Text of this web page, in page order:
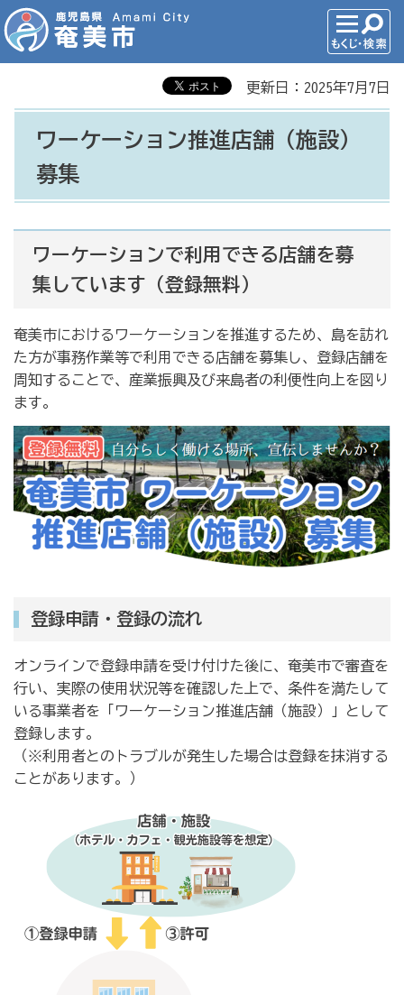
更新日：2025年7月7日
ワーケーション推進店舗（施設）
募集
ワーケーションで利用できる店舗を募
集しています（登録無料）
奄美市におけるワーケーションを推進するため、島を訪れ
た方が事務作業等で利用できる店舗を募集し、登録店舗を
周知することで、産業振興及び来島者の利便性向上を図り
ます。
登録申請・登録の流れ
オンラインで登録申請を受け付けた後に、奄美市で審査を
行い、実際の使用状況等を確認した上で、条件を満たして
いる事業者を「ワーケーション推進店舗（施設）」として
登録します。
（※利用者とのトラブルが発生した場合は登録を抹消する
ことがあります。）